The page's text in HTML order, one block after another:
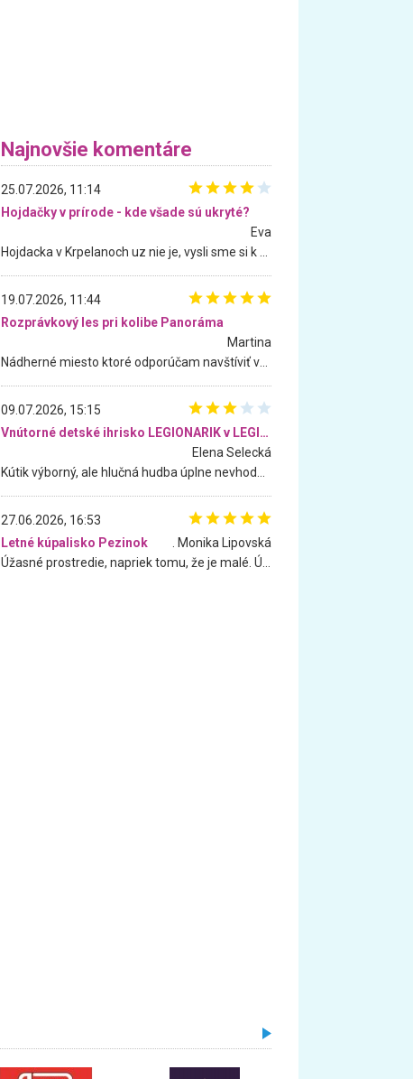
Najnovšie komentáre
25.07.2026, 11:14
Hojdačky v prírode - kde všade sú ukryté?
Eva
19.07.2026, 11:44
Rozprávkový les pri kolibe Panoráma
Martina
09.07.2026, 15:15
Vnútorné detské ihrisko LEGIONARIK v LEGIA Fitness
Elena Selecká
27.06.2026, 16:53
Letné kúpalisko Pezinok
. Monika Lipovská